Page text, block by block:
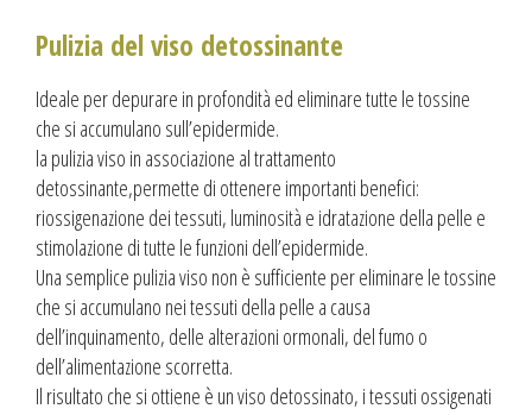
Pulizia del viso detossinante
Ideale per depurare in profondità ed eliminare tutte le tossine
che si accumulano sull’epidermide.
la pulizia viso in associazione al trattamento
detossinante,permette di ottenere importanti benefici:
riossigenazione dei tessuti, luminosità e idratazione della pelle e
stimolazione di tutte le funzioni dell’epidermide.
Una semplice pulizia viso non è sufficiente per eliminare le tossine
che si accumulano nei tessuti della pelle a causa
dell’inquinamento, delle alterazioni ormonali, del fumo o
dell’alimentazione scorretta.
Il risultato che si ottiene è un viso detossinato, i tessuti ossigenati